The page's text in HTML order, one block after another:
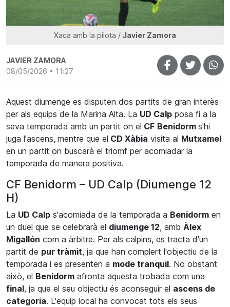
Xaca amb la pilota / Javier Zamora
JAVIER ZAMORA
08/05/2026 • 11:27
Aquest diumenge es disputen dos partits de gran interès
per als equips de la Marina Alta. La UD Calp posa fi a la
seva temporada amb un partit on el CF Benidorm s'hi
juga l'ascens, mentre que el CD Xàbia visita al Mutxamel
en un partit on buscarà el triomf per acomiadar la
temporada de manera positiva.
CF Benidorm – UD Calp (Diumenge 12
H)
La UD Calp s'acomiada de la temporada a Benidorm en
un duel que se celebrarà el diumenge 12, amb Àlex
Migallón com a àrbitre. Per als calpins, es tracta d'un
partit de pur tràmit, ja que han complert l'objectiu de la
temporada i es presenten a mode tranquil. No obstant
això, el Benidorm afronta aquesta trobada com una
final, ja que el seu objectiu és aconseguir el ascens de
categoria. L'equip local ha convocat tots els seus